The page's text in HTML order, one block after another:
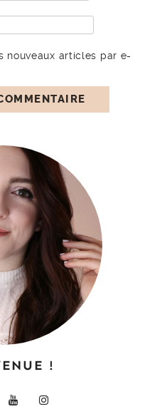
nouveaux articles par e-
!